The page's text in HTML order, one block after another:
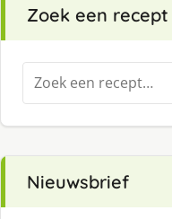
Zoek een recept
Zoeken
naar:
Nieuwsbrief